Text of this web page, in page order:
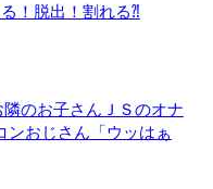
！脱出！割れる⁈
隣のお子さんＪＳのオナ
ンおじさん「ウッはぁ